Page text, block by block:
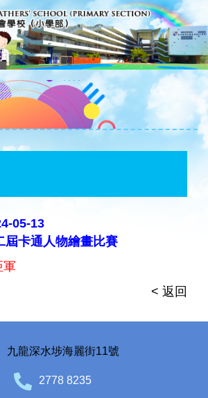
05-13
屆卡通人物繪畫比賽
軍
< 返回
九龍深水埗海麗街11號
2778 8235